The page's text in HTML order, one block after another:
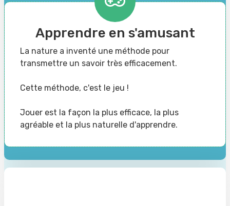
Apprendre en s'amusant
La nature a inventé une méthode pour
transmettre un savoir très efficacement.
Cette méthode, c'est le jeu !
Jouer est la façon la plus efficace, la plus
agréable et la plus naturelle d'apprendre.